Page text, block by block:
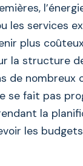
les services
plus
la structure
de nombreux
se fait pas
la
les